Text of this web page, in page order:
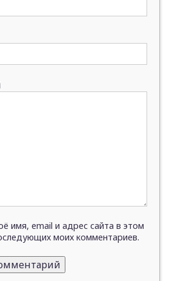
имя, email и адрес сайта в этом
моих комментариев.